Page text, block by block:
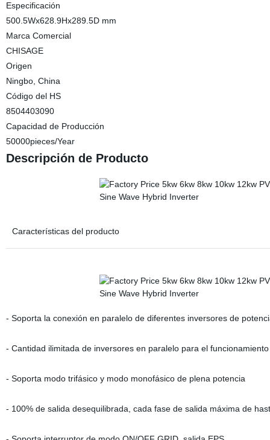
Especificación
500.5Wx628.9Hx289.5D mm
Marca Comercial
CHISAGE
Origen
Ningbo, China
Código del HS
8504403090
Capacidad de Producción
50000pieces/Year
Descripción de Producto
Características del producto
- Soporta la conexión en paralelo de diferentes inversores de
- Cantidad ilimitada de inversores en paralelo para el
- Soporta modo trifásico y modo monofásico de plena potencia
- 100% de salida desequilibrada, cada fase de salida máxima de